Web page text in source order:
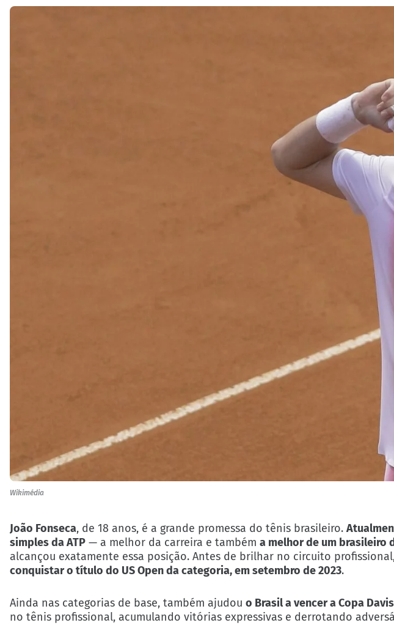
Wikimédia
João Fonseca, de 18 anos, é a grande promessa do tênis brasileiro.
simples da ATP — a melhor da carreira e também a melhor de um brasileiro
alcançou exatamente essa posição. Antes de brilhar no circuito
conquistar o título do US Openda categoria, em setembro de 2023.
Ainda nas categorias de base, também ajudou o Brasil a vencer aCopa
no tênis profissional, acumulando vitórias expressivas e derrotando